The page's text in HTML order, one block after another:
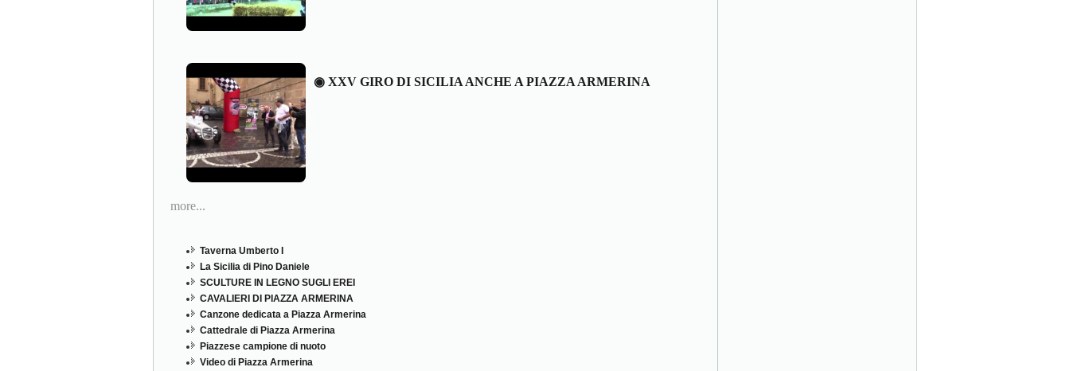
◉ XXV GIRO DI SICILIA ANCHE A PIAZZA ARMERINA
more...
Taverna Umberto I
La Sicilia di Pino Daniele
SCULTURE IN LEGNO SUGLI EREI
CAVALIERI DI PIAZZA ARMERINA
Canzone dedicata a Piazza Armerina
Cattedrale di Piazza Armerina
Piazzese campione di nuoto
Video di Piazza Armerina